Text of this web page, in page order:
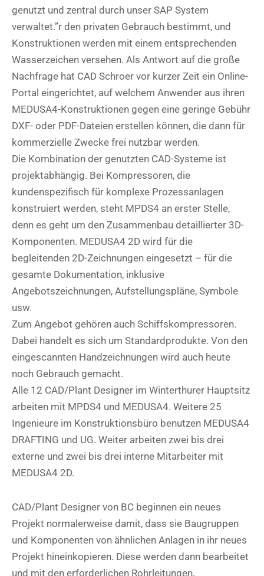
genutzt und zentral durch unser SAP System
verwaltet.”r den privaten Gebrauch bestimmt, und
Konstruktionen werden mit einem entsprechenden
Wasserzeichen versehen. Als Antwort auf die große
Nachfrage hat CAD Schroer vor kurzer Zeit ein Online-
Portal eingerichtet, auf welchem Anwender aus ihren
MEDUSA4-Konstruktionen gegen eine geringe Gebühr
DXF- oder PDF-Dateien erstellen können, die dann für
kommerzielle Zwecke frei nutzbar werden.
Die Kombination der genutzten CAD-Systeme ist
projektabhängig. Bei Kompressoren, die
kundenspezifisch für komplexe Prozessanlagen
konstruiert werden, steht MPDS4 an erster Stelle,
denn es geht um den Zusammenbau detaillierter 3D-
Komponenten. MEDUSA4 2D wird für die
begleitenden 2D-Zeichnungen eingesetzt – für die
gesamte Dokumentation, inklusive
Angebotszeichnungen, Aufstellungspläne, Symbole
usw.
Zum Angebot gehören auch Schiffskompressoren.
Dabei handelt es sich um Standardprodukte. Von den
eingescannten Handzeichnungen wird auch heute
noch Gebrauch gemacht.
Alle 12 CAD/Plant Designer im Winterthurer Hauptsitz
arbeiten mit MPDS4 und MEDUSA4. Weitere 25
Ingenieure im Konstruktionsbüro benutzen MEDUSA4
DRAFTING und UG. Weiter arbeiten zwei bis drei
externe und zwei bis drei interne Mitarbeiter mit
MEDUSA4 2D.
CAD/Plant Designer von BC beginnen ein neues
Projekt normalerweise damit, dass sie Baugruppen
und Komponenten von ähnlichen Anlagen in ihr neues
Projekt hineinkopieren. Diese werden dann bearbeitet
und mit den erforderlichen Rohrleitungen,